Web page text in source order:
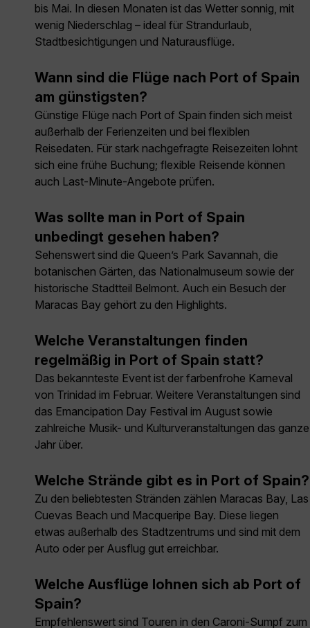
bis Mai. In diesen Monaten ist das Wetter sonnig, mit
wenig Niederschlag – ideal für Strandurlaub,
Stadtbesichtigungen und Naturausflüge.
Wann sind die Flüge nach Port of Spain
am günstigsten?
Günstige Flüge nach Port of Spain finden sich meist
außerhalb der Ferienzeiten und bei flexiblen
Reisedaten. Für stark nachgefragte Reisezeiten lohnt
sich eine frühe Buchung; flexible Reisende können
auch Last-Minute-Angebote prüfen.
Was sollte man in Port of Spain
unbedingt gesehen haben?
Sehenswert sind die Queen’s Park Savannah, die
botanischen Gärten, das Nationalmuseum sowie der
historische Stadtteil Belmont. Auch ein Besuch der
Maracas Bay gehört zu den Highlights.
Welche Veranstaltungen finden
regelmäßig in Port of Spain statt?
Das bekannteste Event ist der farbenfrohe Karneval
von Trinidad im Februar. Weitere Veranstaltungen sind
das Emancipation Day Festival im August sowie
zahlreiche Musik- und Kulturveranstaltungen das ganze
Jahr über.
Welche Strände gibt es in Port of Spain?
Zu den beliebtesten Stränden zählen Maracas Bay, Las
Cuevas Beach und Macqueripe Bay. Diese liegen
etwas außerhalb des Stadtzentrums und sind mit dem
Auto oder per Ausflug gut erreichbar.
Welche Ausflüge lohnen sich ab Port of
Spain?
Empfehlenswert sind Touren in den Caroni-Sumpf zum